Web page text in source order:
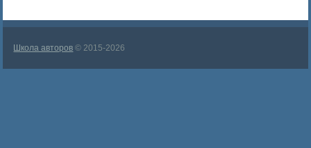
Школа авторов © 2015-2026